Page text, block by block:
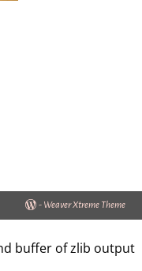
- Weaver Xtreme Theme
buffer of zlib output